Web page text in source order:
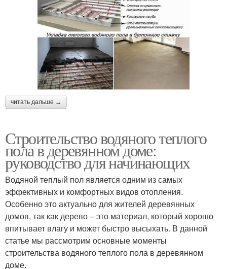
читать дальше →
Строительство водяного теплого
пола в деревянном доме:
руководство для начинающих
Водяной теплый пол является одним из самых
эффективных и комфортных видов отопления.
Особенно это актуально для жителей деревянных
домов, так как дерево – это материал, который хорошо
впитывает влагу и может быстро высыхать. В данной
статье мы рассмотрим основные моменты
строительства водяного теплого пола в деревянном
доме.